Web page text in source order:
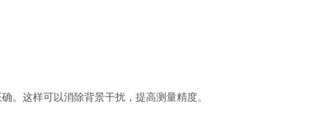
这样可以消除背景干扰，提高测量精度。